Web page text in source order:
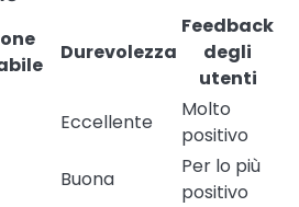
Durevolezza
Feedback
degli
utenti
Eccellente
Molto
positivo
Buona
Per lo più
positivo